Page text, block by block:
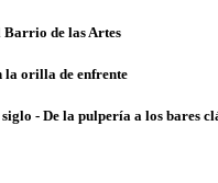
Barrio de las Artes
la orilla de enfrente
siglo - De la pulpería a los bares